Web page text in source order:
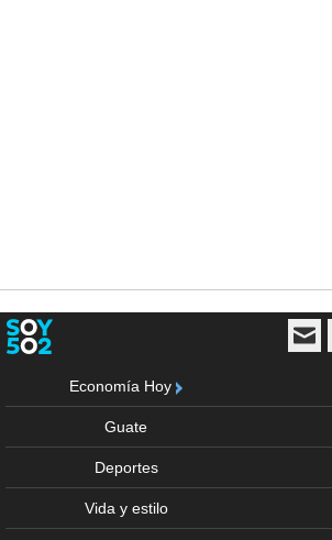
Economía Hoy
Guate
Deportes
Vida y estilo